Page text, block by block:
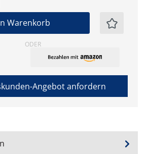
Warenkorb
ODER
Angebot anfordern